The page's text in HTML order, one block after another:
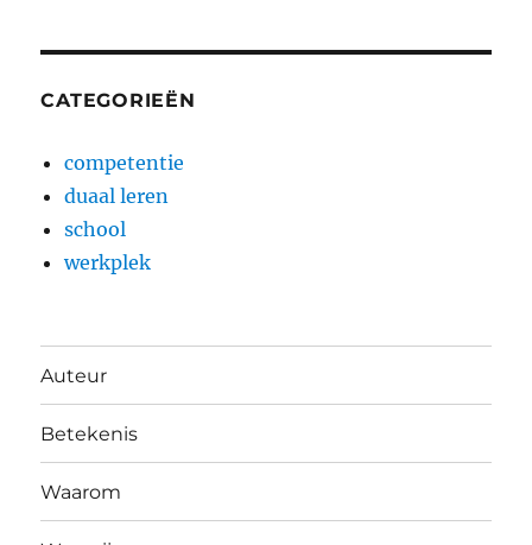
CATEGORIEËN
competentie
duaal leren
school
werkplek
Auteur
Betekenis
Waarom